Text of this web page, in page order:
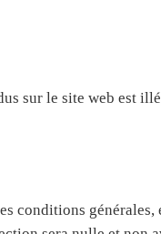
sur le site web est
conditions générales,